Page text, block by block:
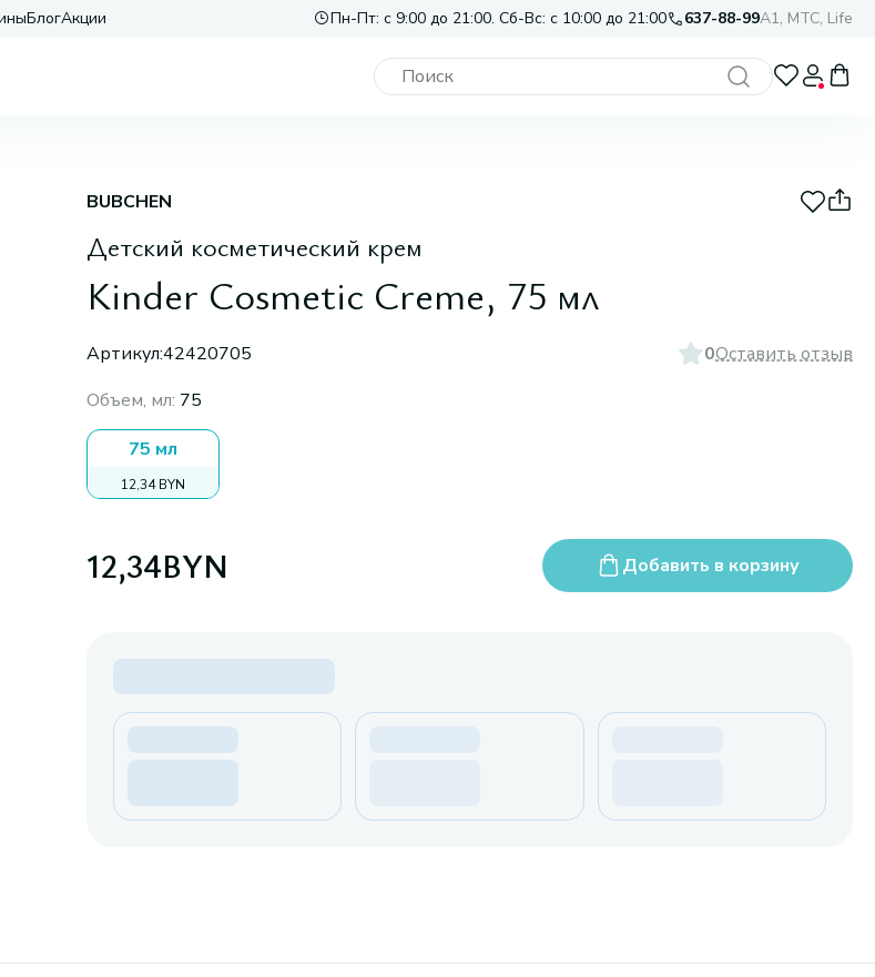
БлогАкции Пн-Пт: с 9:00 до 21:00. Сб-Вс: с 10:00 до 21:00 637-88-99A1, МТС, Life
BUBCHEN
Детский косметический крем
Kinder Cosmetic Creme, 75 мл
Артикул:42420705 0Оставить отзыв
Объем, мл: 75
75 мл
12,34 BYN
12,34BYN Добавить в корзину